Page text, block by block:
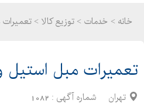
خانه > خدمات > توزیع کالا >
تعمیرات مبل استیل
تهران شماره آگهی : 1082